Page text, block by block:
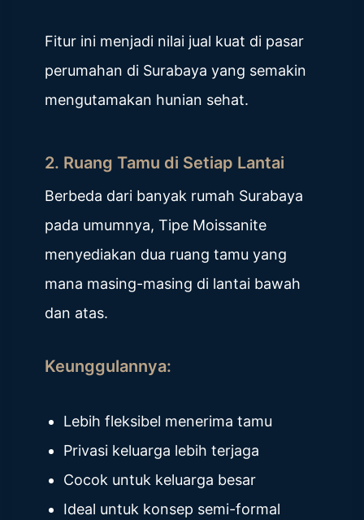
Fitur ini menjadi nilai jual kuat di pasar
perumahan di Surabaya yang semakin
mengutamakan hunian sehat.
2. Ruang Tamu di Setiap Lantai
Berbeda dari banyak rumah Surabaya
pada umumnya, Tipe Moissanite
menyediakan dua ruang tamu yang
mana masing-masing di lantai bawah
dan atas.
Keunggulannya:
Lebih fleksibel menerima tamu
Privasi keluarga lebih terjaga
Cocok untuk keluarga besar
Ideal untuk konsep semi-formal